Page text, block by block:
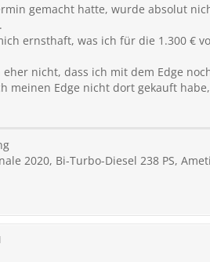
gemacht hatte, wurde absolut
ernsthaft, was ich für die 1.300 €
eher nicht, dass ich mit dem Edge
meinen Edge nicht dort gekauft
2020, Bi-Turbo-Diesel 238 PS,